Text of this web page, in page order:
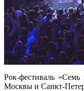
Рок-фестиваль «Семь
Москвы и Санкт-